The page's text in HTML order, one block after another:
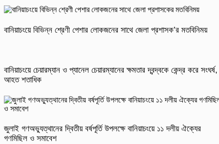
বানিয়াচংয়ে বিভিন্ন শ্রেণী পেশার লোকজনের সাথে জেলা প্রশাসক’র মতবিনিময়
বানিয়াচংয়ে চেয়ারম্যান ও প্যানেল চেয়ারম্যানের ক্ষমতার দ্বন্দ্বকে কেন্দ্র করে সংঘর্ষ,
আহত শতাধিক
জুলাই গণঅভ্যুত্থানের দ্বিতীয় বর্ষপূর্তি উপলক্ষে বানিয়াচংয়ে ১১ দলীয় ঐক্যের
গণমিছিল ও সমাবেশ